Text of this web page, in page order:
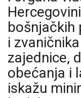
bošnjačkih
i
zajednice,
obećanja i
iskažu